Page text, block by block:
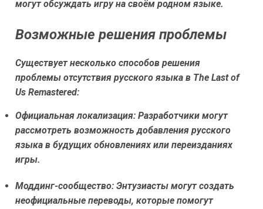
могут обсуждать игру на своём родном языке.
Возможные решения проблемы
Существует несколько способов решения
проблемы отсутствия русского языка в The Last of
Us Remastered:
Официальная локализация: Разработчики могут
рассмотреть возможность добавления русского
языка в будущих обновлениях или переизданиях
игры.
Моддинг-сообщество: Энтузиасты могут создать
неофициальные переводы, которые помогут